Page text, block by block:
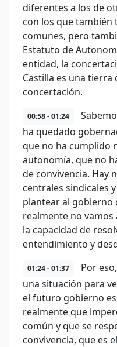
diferentes a los de
con los que también
comunes, pero
Estatuto de
entidad, la
Castilla es una
concertación.
00:58 - 01:24
ha quedado
que no ha cumplido
autonomía, que no
de convivencia. Hay
centrales sindicales
plantear al gobierno
realmente no
la capacidad de
entendimiento y
01:24 - 01:37
Por
una situación para
el futuro gobierno
realmente que
común y que se
convivencia, que es